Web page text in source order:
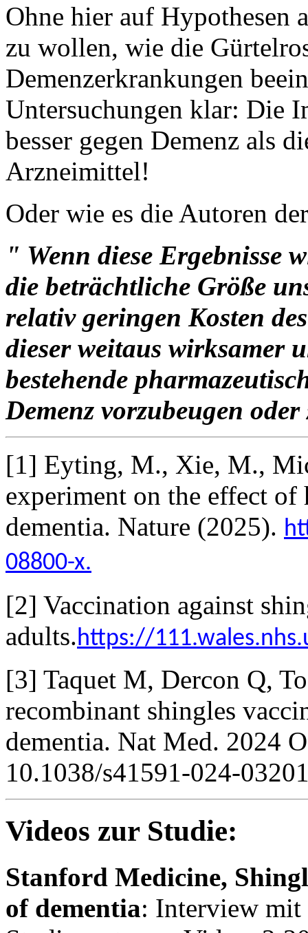
Ohne hier auf Hypothesen
zu wollen, wie die
Demenzerkrankungen
Untersuchungen klar: Die
besser gegen Demenz als
Arzneimittel!
Oder wie es die Autoren
" Wenn diese Ergebnisse
die beträchtliche Größe
relativ geringen Kosten
dieser weitaus wirksamer
bestehende
Demenz vorzubeugen
[1] Eyting, M., Xie, M.,
experiment on the effect of
dementia. Nature (2025).
08800-x.
[2] Vaccination against
adults.https://
[3] Taquet M, Dercon Q,
recombinant shingles
dementia. Nat Med. 2024
10.1038/s41591-024-
Videos zur Studie:
Stanford Medicine,
of dementia: Interview mit